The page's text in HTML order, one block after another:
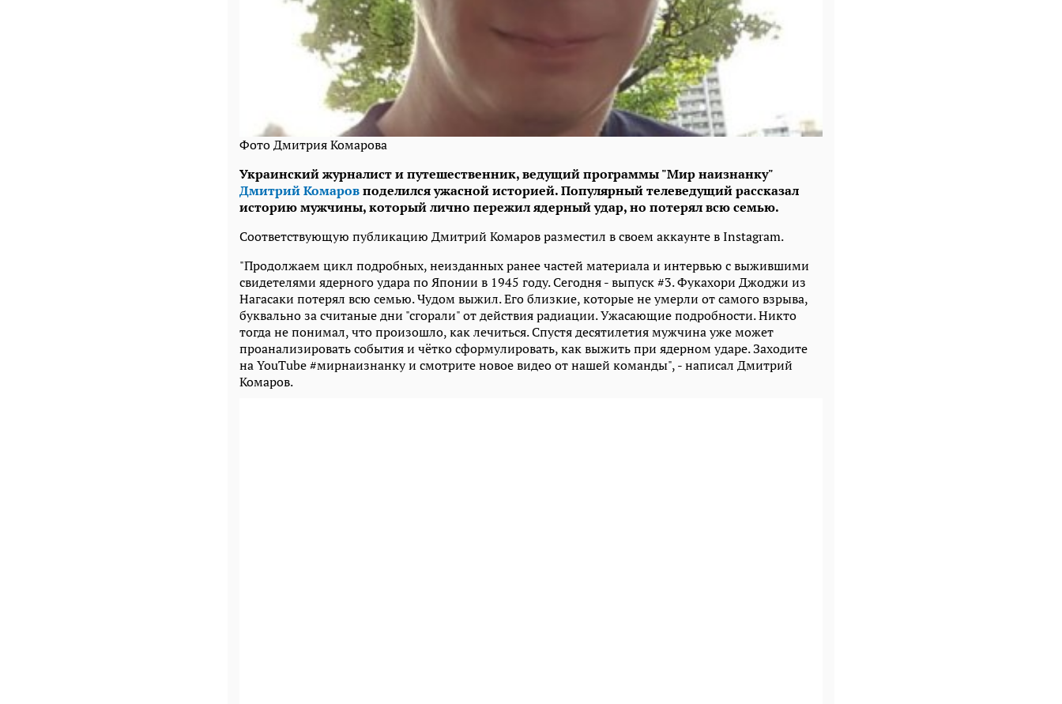
Фото Дмитрия Комарова
Украинский журналист и путешественник, ведущий программы "Мир наизнанку"
Дмитрий Комаровподелился ужасной историей. Популярный телеведущий рассказал
историю мужчины, который лично пережил ядерный удар, но потерял всю семью.
Соответствующую публикацию Дмитрий Комаров разместил в своем аккаунте в Instagram.
"Продолжаем цикл подробных, неизданных ранее частей материала и интервью с выжившими
свидетелями ядерного удара по Японии в 1945 году. Сегодня - выпуск #3. Фукахори Джоджи из
Нагасаки потерял всю семью. Чудом выжил. Его близкие, которые не умерли от самого взрыва,
буквально за считаные дни "сгорали" от действия радиации. Ужасающие подробности. Никто
тогда не понимал, что произошло, как лечиться. Спустя десятилетия мужчина уже может
проанализировать события и чётко сформулировать, как выжить при ядерном ударе. Заходите
на YouTube #мирнаизнанку и смотрите новое видео от нашей команды", - написал Дмитрий
Комаров.